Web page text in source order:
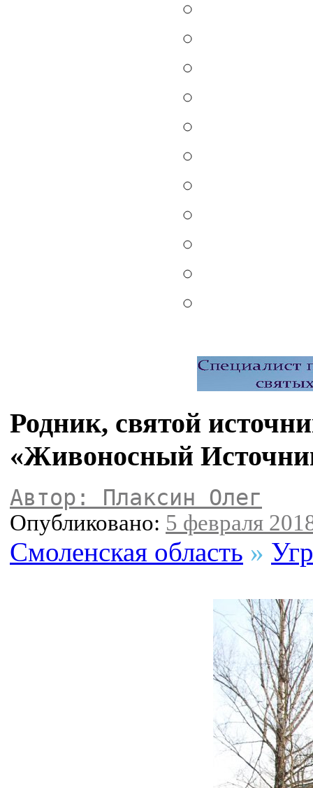
Родник, святой
«Живоносный
Автор: Плаксин Олег
Опубликовано: 5 февраля
Смоленская область »